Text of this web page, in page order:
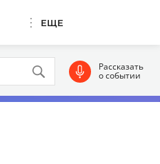
ЕЩЕ
Рассказать
о событии